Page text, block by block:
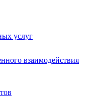
услуг
взаимодействия